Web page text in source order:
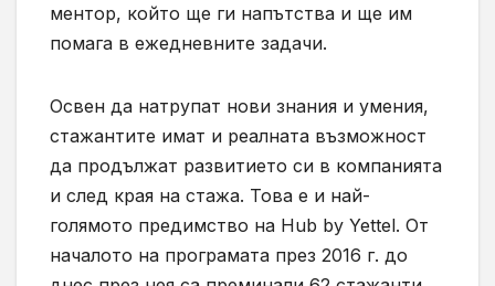
ментор, който ще ги напътства и ще им
помага в ежедневните задачи.
Освен да натрупат нови знания и умения,
стажантите имат и реалната възможност
да продължат развитието си в компанията
и след края на стажа. Това е и най-
голямото предимство на Hub by Yettel. От
началото на програмата през 2016 г. до